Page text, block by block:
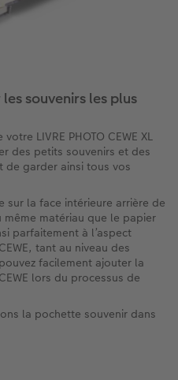
souvenirs les plus
LIVRE PHOTO CEWE XL
des petits souvenirs et des
de garder ainsi tous vos
sur la face intérieure arrière de
matériau que le papier
parfaitement à l’aspect
tant au niveau des
facilement ajouter la
lors du processus de
la pochette souvenir dans